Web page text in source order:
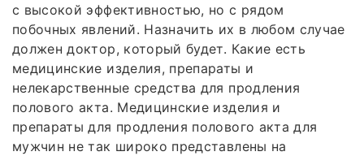
с высокой эффективностью, но с рядом
побочных явлений. Назначить их в любом случае
должен доктор, который будет. Какие есть
медицинские изделия, препараты и
нелекарственные средства для продления
полового акта. Медицинские изделия и
препараты для продления полового акта для
мужчин не так широко представлены на